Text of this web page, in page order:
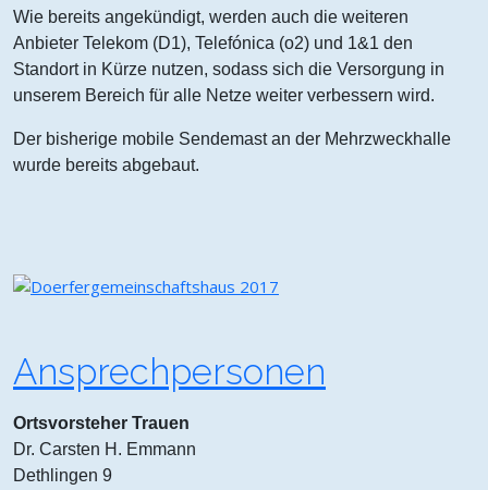
Wie bereits angekündigt, werden auch die weiteren
Anbieter Telekom (D1), Telefónica (o2) und 1&1 den
Standort in Kürze nutzen, sodass sich die Versorgung in
unserem Bereich für alle Netze weiter verbessern wird.
Der bisherige mobile Sendemast an der Mehrzweckhalle
wurde bereits abgebaut.
Ansprechpersonen
Ortsvorsteher Trauen
Dr. Carsten H. Emmann
Dethlingen 9